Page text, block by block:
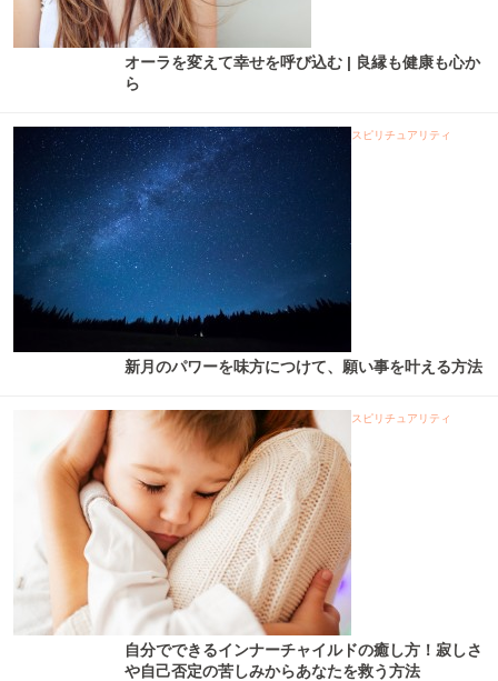
オーラを変えて幸せを呼び込む | 良縁も健康も心か
ら
スピリチュアリティ
新月のパワーを味方につけて、願い事を叶える方法
スピリチュアリティ
自分でできるインナーチャイルドの癒し方！寂しさ
や自己否定の苦しみからあなたを救う方法